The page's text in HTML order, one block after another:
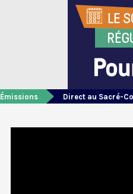
Émissions Direct au Sacré-